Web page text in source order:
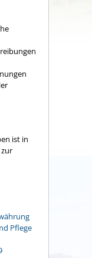
ist in
Pflege